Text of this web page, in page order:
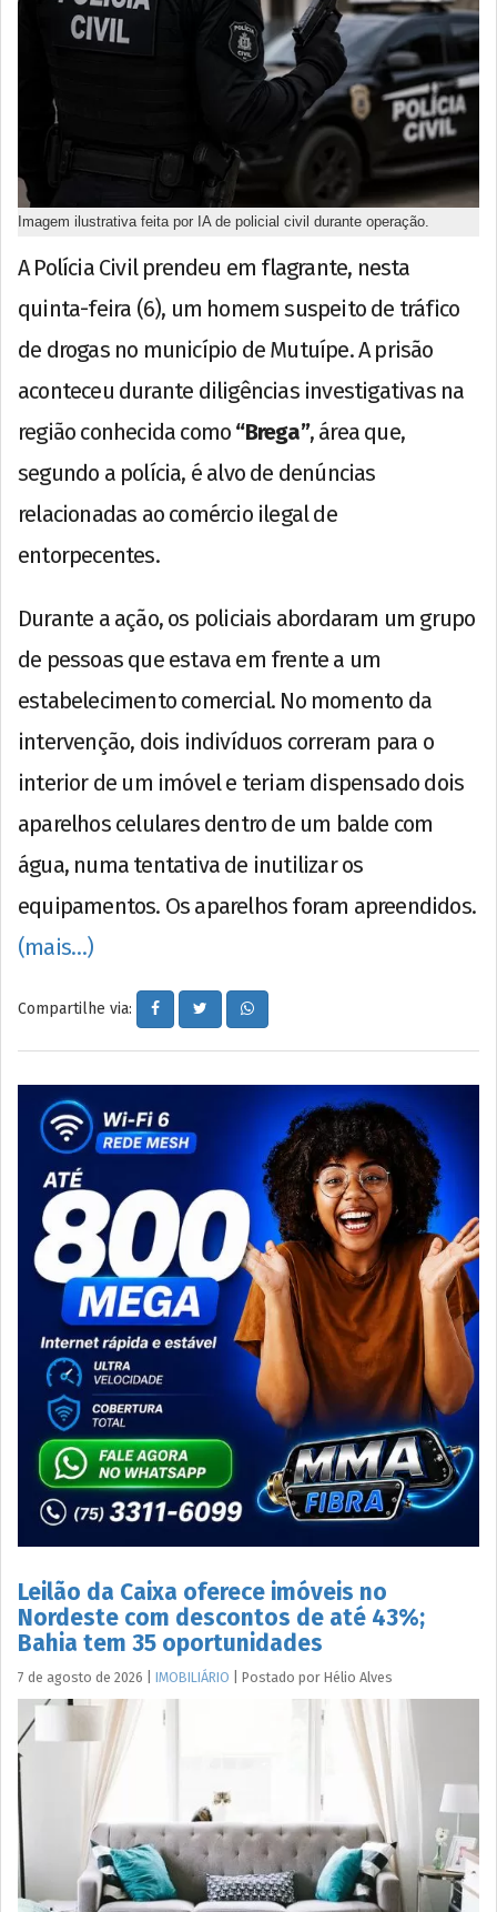
Imagem ilustrativa feita por IA de policial civil durante operação.
A Polícia Civil prendeu em flagrante, nesta
quinta-feira (6), um homem suspeito de tráfico
de drogas no município de Mutuípe. A prisão
aconteceu durante diligências investigativas na
região conhecida como “Brega”, área que,
segundo a polícia, é alvo de denúncias
relacionadas ao comércio ilegal de
entorpecentes.
Durante a ação, os policiais abordaram um grupo
de pessoas que estava em frente a um
estabelecimento comercial. No momento da
intervenção, dois indivíduos correram para o
interior de um imóvel e teriam dispensado dois
aparelhos celulares dentro de um balde com
água, numa tentativa de inutilizar os
equipamentos. Os aparelhos foram apreendidos.
(mais…)
Compartilhe via:
Leilão da Caixa oferece imóveis no
Nordeste com descontos de até 43%;
Bahia tem 35 oportunidades
7 de agosto de 2026 IMOBILIÁRIO Postado por Hélio Alves